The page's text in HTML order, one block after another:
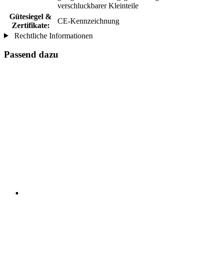
verschluckbarer Kleinteile
Gütesiegel &
Zertifikate:
CE-Kennzeichnung
Rechtliche Informationen
Passend dazu